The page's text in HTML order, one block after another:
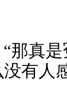
那真
有人